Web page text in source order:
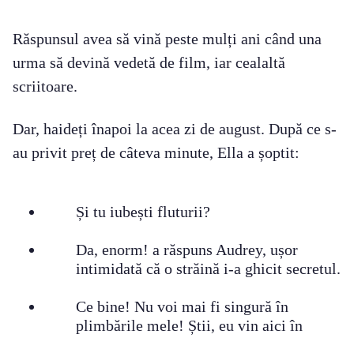
Răspunsul avea să vină peste mulți ani când una
urma să devină vedetă de film, iar cealaltă
scriitoare.
Dar, haideți înapoi la acea zi de august. După ce s-
au privit preț de câteva minute, Ella a șoptit:
Și tu iubești fluturii?
Da, enorm! a răspuns Audrey, ușor
intimidată că o străină i-a ghicit secretul.
Ce bine! Nu voi mai fi singură în
plimbările mele! Știi, eu vin aici în